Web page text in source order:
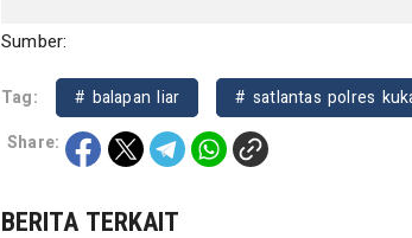
Sumber:
Tag: # balapan liar # satlantas polres
Share:
BERITA TERKAIT